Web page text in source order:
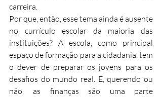
carreira.
Por que, então, esse tema ainda é ausente
no currículo escolar da maioria das
instituições? A escola, como principal
espaço de formação para a cidadania, tem
o dever de preparar os jovens para os
desafios do mundo real. E, querendo ou
não, as finanças são uma parte